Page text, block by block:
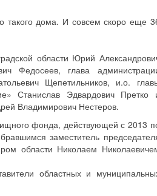
такого дома. И совсем скоро еще
области Юрий
Федосеев, глава
Щепетильников, и.о.
Станислав Эдвардович Претко
Владимирович Нестеров.
фонда, действующей с 2013
заместитель
области Николаем
областных и